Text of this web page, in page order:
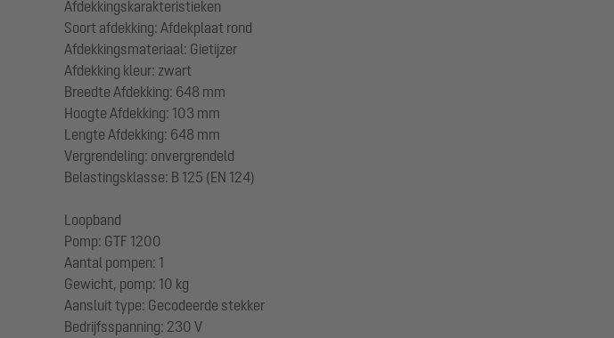
Afdekkingskarakteristieken
Soort afdekking: Afdekplaat rond
Afdekkingsmateriaal: Gietijzer
Afdekking kleur: zwart
Breedte Afdekking: 648 mm
Hoogte Afdekking: 103 mm
Lengte Afdekking: 648 mm
Vergrendeling: onvergrendeld
Belastingsklasse: B 125 (EN 124)
Loopband
Pomp: GTF 1200
Aantal pompen: 1
Gewicht, pomp: 10 kg
Aansluit type: Gecodeerde stekker
Bedrijfsspanning: 230 V